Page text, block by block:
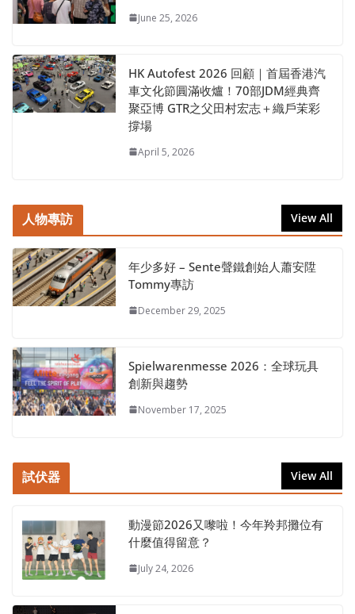
June 25, 2026
HK Autofest 2026 回顧｜首屆香港汽
車文化節圓滿收爐！70部JDM經典齊
聚亞博 GTR之父田村宏志＋織戶茉彩
撐場
April 5, 2026
人物專訪 View All
年少多好 – Sente聲鐵創始人蕭安陞
Tommy專訪
December 29, 2025
Spielwarenmesse 2026：全球玩具
創新與趨勢
November 17, 2025
試伏器 View All
動漫節2026又嚟啦！今年羚邦攤位有
什麼值得留意？
July 24, 2026